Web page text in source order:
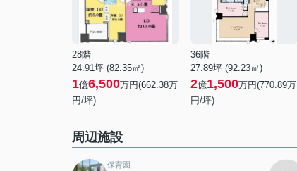
28階
24.91坪 (82.35㎡)
1億6,500万円(662.38万
円/坪)
36階
27.89坪 (92.23㎡)
2億1,500万円(770.89万
円/坪)
周辺施設
保育園